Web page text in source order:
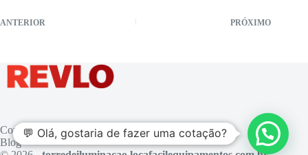
ANTERIOR PRÓXIMO
Contato
Blog
💬 Olá, gostaria de fazer uma cotação?